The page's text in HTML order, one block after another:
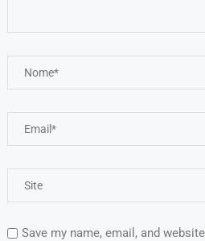
Save my name, email, and